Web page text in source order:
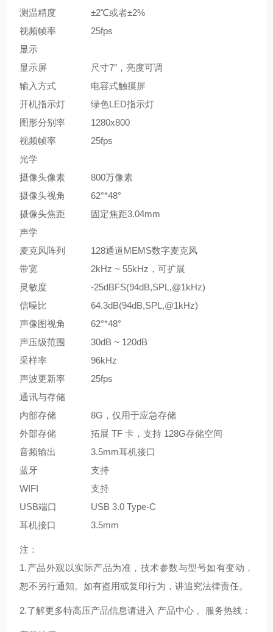
测温精度
±2℃或者±2%
视频帧率
25fps
显示
显示屏
尺寸7″，亮度可调
输入方式
电容式触摸屏
开机指示灯
绿色LED指示灯
图形分别率
1280x800
视频帧率
25fps
光学
摄像头像素
800万像素
摄像头视角
62°*48°
摄像头焦距
固定焦距3.04mm
声学
麦克风阵列
128通道MEMS数字麦克风
带宽
2kHz ~ 55kHz，可扩展
灵敏度
-25dBFS(94dB,SPL,@1kHz)
信噪比
64.3dB(94dB,SPL,@1kHz)
声像图视角
62°*48°
声压级范围
30dB ~ 120dB
采样率
96kHz
声波更新率
25fps
通讯与存储
内部存储
8G，仅用于应急存储
外部存储
拓展 TF 卡，支持 128G存储空间
音频输出
3.5mm耳机接口
蓝牙
支持
WIFI
支持
USB端口
USB 3.0 Type-C
耳机接口
3.5mm
注：
1.产品外观以实际产品为准，技术参数与型号如有变动，
恕不另行通知。如有盗用或复印行为，讲追究法律责任。
2.了解更多特高压产品信息请进入 产品中心 。服务热线：